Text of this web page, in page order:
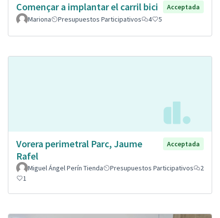
Començar a implantar el carril bici
Acceptada
Mariona
Presupuestos Participativos 4 5
Vorera perimetral Parc, Jaume
Rafel
Acceptada
Miguel Ángel Perín Tienda Presupuestos Participativos
2
1